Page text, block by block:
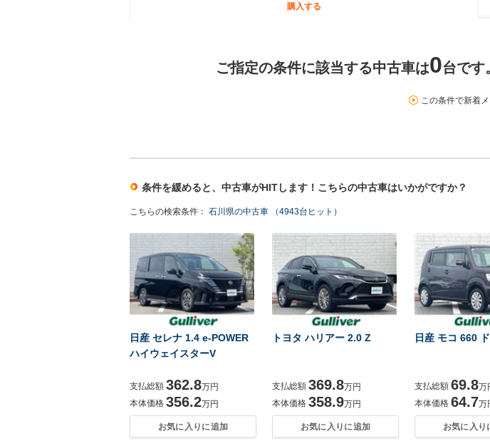
購入する
ご指定の条件に該当する中古車は0台です
この条件で新着
条件を緩めると、中古車がHITします！こちらの中古車はいかがですか？
こちらの検索条件： 石川県の中古車 （4943台ヒット）
日産 セレナ 1.4 e-POWER
ハイウェイスターV
支払総額 362.8万円
本体価格 356.2万円
お気に入りに追加
トヨタ ハリアー 2.0 Z
支払総額 369.8万円
本体価格 358.9万円
お気に入りに追加
日産 モコ 660
支払総額 69.8万
本体価格 64.7万
お気に入り